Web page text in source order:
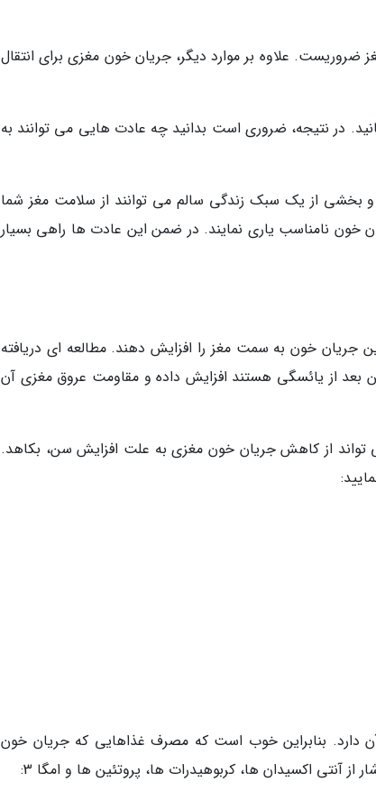
علاوه بر موارد دیگر، جریان خون مغزی برای انتقال
در نتیجه، ضروری است بدانید چه عادت هایی می توانند به
و بخشی از یک سبک زندگی سالم می توانند از سلامت مغز شما
خون نامناسب یاری نمایند. در ضمن این عادت ها راهی بسیار
جریان خون به سمت مغز را افزایش دهند. مطالعه ای دریافته
بعد از یائسگی هستند افزایش داده و مقاومت عروق مغزی آن
تواند از کاهش جریان خون مغزی به علت افزایش سن، بکاهد.
دارد. بنابراین خوب است که مصرف غذاهایی که جریان خون
آنتی اکسیدان ها، کربوهیدرات ها، پروتئین ها و امگا 3: